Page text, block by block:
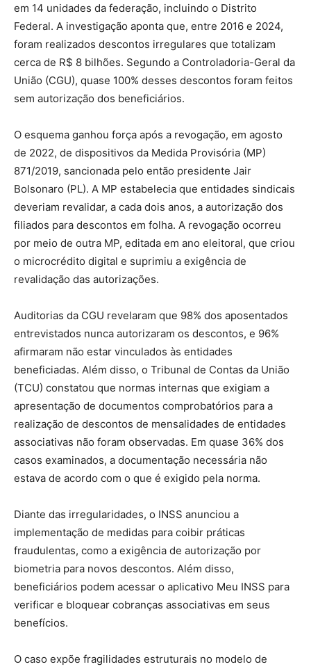
em 14 unidades da federação, incluindo o Distrito
Federal. A investigação aponta que, entre 2016 e 2024,
foram realizados descontos irregulares que totalizam
cerca de R$ 8 bilhões. Segundo a Controladoria-Geral da
União (CGU), quase 100% desses descontos foram feitos
sem autorização dos beneficiários.​
O esquema ganhou força após a revogação, em agosto
de 2022, de dispositivos da Medida Provisória (MP)
871/2019, sancionada pelo então presidente Jair
Bolsonaro (PL). A MP estabelecia que entidades sindicais
deveriam revalidar, a cada dois anos, a autorização dos
filiados para descontos em folha. A revogação ocorreu
por meio de outra MP, editada em ano eleitoral, que criou
o microcrédito digital e suprimiu a exigência de
revalidação das autorizações.​
Auditorias da CGU revelaram que 98% dos aposentados
entrevistados nunca autorizaram os descontos, e 96%
afirmaram não estar vinculados às entidades
beneficiadas. Além disso, o Tribunal de Contas da União
(TCU) constatou que normas internas que exigiam a
apresentação de documentos comprobatórios para a
realização de descontos de mensalidades de entidades
associativas não foram observadas. Em quase 36% dos
casos examinados, a documentação necessária não
estava de acordo com o que é exigido pela norma.​
Diante das irregularidades, o INSS anunciou a
implementação de medidas para coibir práticas
fraudulentas, como a exigência de autorização por
biometria para novos descontos. Além disso,
beneficiários podem acessar o aplicativo Meu INSS para
verificar e bloquear cobranças associativas em seus
benefícios.
O caso expõe fragilidades estruturais no modelo de